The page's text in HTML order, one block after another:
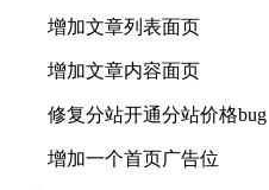
增加文章列表面页
增加文章内容面页
修复分站开通分站价格bug
增加一个首页广告位